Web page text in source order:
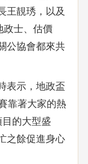
王靚琇，以及
政士、估價
公協會都來共
示，地政盃
靠著大家的熱
的大型盛
之餘促進身心